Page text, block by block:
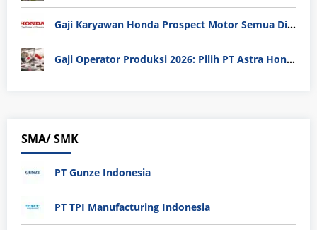
Gaji Karyawan Honda Prospect Motor Semua Divisi
Gaji Operator Produksi 2026: Pilih PT Astra Honda Motor (AHM) atau Manufaktur di Jepang?
SMA/ SMK
PT Gunze Indonesia
PT TPI Manufacturing Indonesia